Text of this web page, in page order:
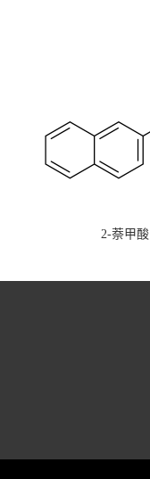
2-萘甲酸